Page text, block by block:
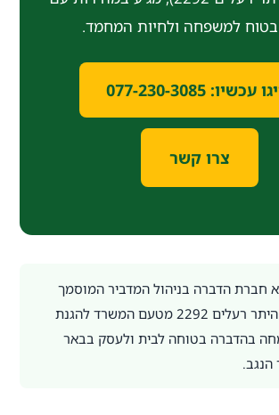
בטוח למשפחה ולחיות המחמד.
עכשיו: 077-230-3085
צרו קשר
חברת הדברה בניהול המדביר המוסמך
ניצן פוגל, בעל היתר רעלים 2292 מטעם המשרד להגנת
בהדברה בטוחה לבית ולעסק בבאר
הנגב.